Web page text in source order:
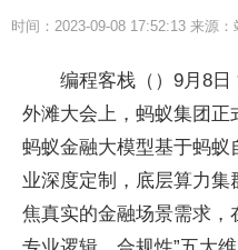
时间：2023-09-08 17:52:13 来源：
编程客栈（）9月8
外滩大会上，蚂蚁集团正
蚂蚁金融大模型基于蚂
业深度定制，底层算力
焦真实的金融场景需求，